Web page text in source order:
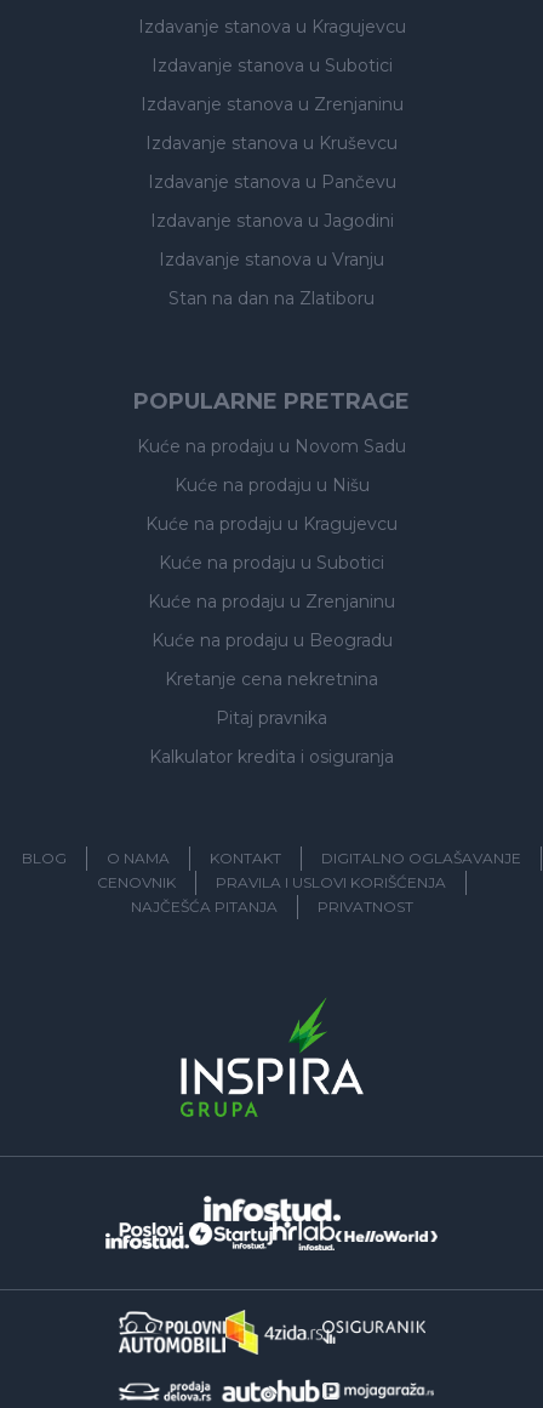
Izdavanje stanova u Kragujevcu
Izdavanje stanova u Subotici
Izdavanje stanova u Zrenjaninu
Izdavanje stanova u Kruševcu
Izdavanje stanova u Pančevu
Izdavanje stanova u Jagodini
Izdavanje stanova u Vranju
Stan na dan na Zlatiboru
POPULARNE PRETRAGE
Kuće na prodaju u Novom Sadu
Kuće na prodaju u Nišu
Kuće na prodaju u Kragujevcu
Kuće na prodaju u Subotici
Kuće na prodaju u Zrenjaninu
Kuće na prodaju u Beogradu
Kretanje cena nekretnina
Pitaj pravnika
Kalkulator kredita i osiguranja
BLOG O NAMA KONTAKT
DIGITALNO OGLAŠAVANJE
CENOVNIK
PRAVILA I USLOVI KORIŠĆENJA
NAJČEŠĆA PITANJA
PRIVATNOST